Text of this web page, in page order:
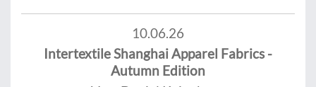
10.06.26
Intertextile Shanghai Apparel Fabrics -
Autumn Edition